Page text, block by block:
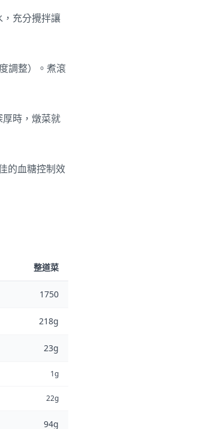
充分攪拌讓
調整）。煮滾
時，燉菜就
的血糖控制效
整道菜
1750
218g
23g
1g
22g
94g